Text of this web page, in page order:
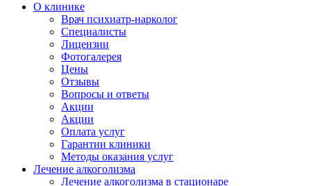
О клинике
Врач психиатр-нарколог
Специалисты
Лицензии
Фотогалерея
Цены
Отзывы
Вопросы и ответы
Акции
Акции
Оплата услуг
Гарантии клиники
Методы оказания услуг
Лечение алкоголизма
Лечение алкоголизма в стационаре